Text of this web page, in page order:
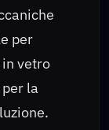
per
vetro
la